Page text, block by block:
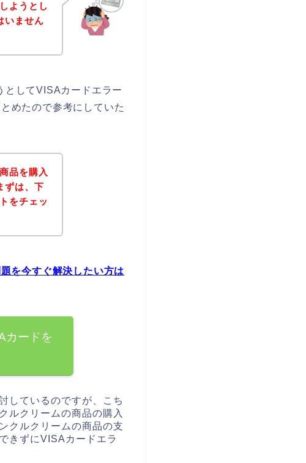
ようとし
いません
としてVISAカードエラー
めたので参考にしていた
品を購入
ずは、下
をチェッ
を今すぐ解決したい方は
カードを
しているのですが、こち
ルクリームの商品の購入
クルクリームの商品の支
きずにVISAカードエラ